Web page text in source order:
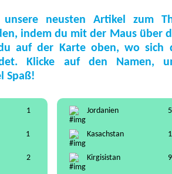
neusten Artikel zum
indem du mit der Maus über
auf der Karte oben, wo sich
Klicke auf den Namen,
Spaß!
1
1
2
Jordanien 5
Kasachstan 1
Kirgisistan 9